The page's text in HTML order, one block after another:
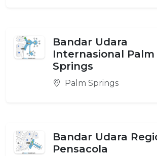
Bandar Udara
Internasional Palm
Springs
Palm Springs
Bandar Udara
Pensacola